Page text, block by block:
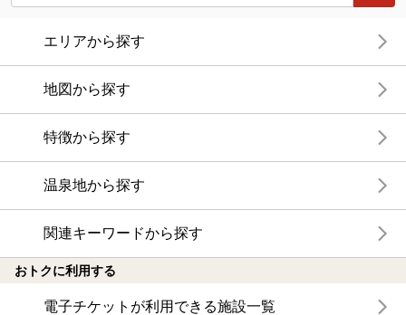
エリアから探す
地図から探す
特徴から探す
温泉地から探す
関連キーワードから探す
おトクに利用する
電子チケットが利用できる施設一覧